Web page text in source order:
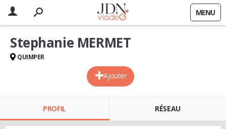
MENU
Ajouter
Stephanie MERMET
QUIMPER
PROFIL RÉSEAU